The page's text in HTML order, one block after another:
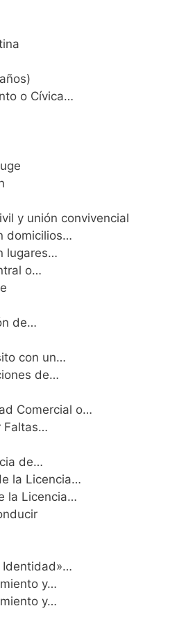
o Cívica…
y unión convivencial
domicilios…
lugares…
o…
de…
con un…
de…
Comercial o…
Faltas…
de…
la Licencia…
la Licencia…
Identidad»…
y…
y…